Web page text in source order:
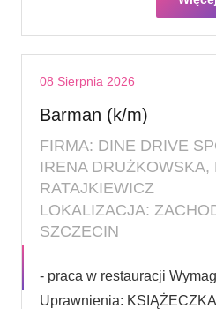
08 Sierpnia 2026
Barman (k/m)
FIRMA: DINE DRIVE
IRENA DRUŻKOWSKA,
RATAJKIEWICZ
LOKALIZACJA:
SZCZECIN
- praca w restauracji
Uprawnienia: